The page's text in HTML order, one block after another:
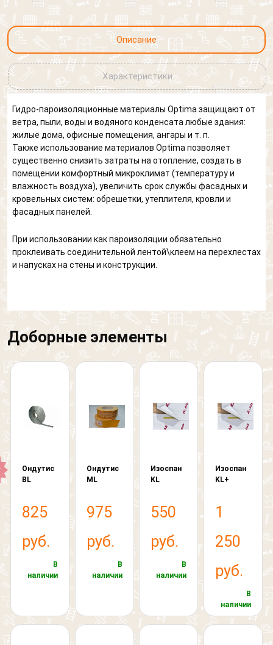
Описание
Характеристики
Гидро-пароизоляционные материалы Optima защищают от
ветра, пыли, воды и водяного конденсата любые здания:
жилые дома, офисные помещения, ангары и т. п.
Также использование материалов Optima позволяет
существенно снизить затраты на отопление, создать в
помещении комфортный микроклимат (температуру и
влажность воздуха), увеличить срок службы фасадных и
кровельных систем: обрешетки, утеплителя, кровли и
фасадных панелей.
При использовании как пароизоляции обязательно
проклеивать соединительной лентой\клеем на перехлестах
и напусках на стены и конструкции.
Обратная связь
Доборные элементы
Ондутис
BL
825
руб.
В
наличии
Ондутис
ML
975
руб.
В
наличии
Изоспан
KL
550
руб.
В
наличии
Изоспан
KL+
1
250
руб.
В
наличии
Обратный звонок
Обратная связь
Ваше сообщение
Обратный звонок
Добавить файл